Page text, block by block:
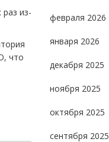
из-
что
февраля 2026
января 2026
декабря 2025
ноября 2025
октября 2025
сентября 2025